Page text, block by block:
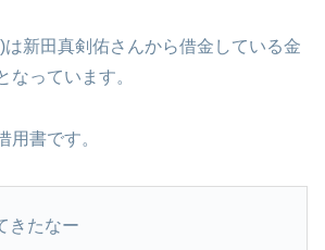
は新田真剣佑さんから借金している金
なっています。
用書です。
きたなー